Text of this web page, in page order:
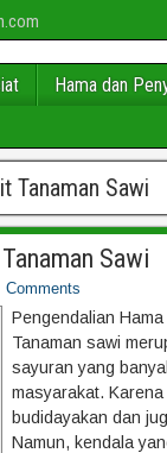
Hama dan
Tanaman Sawi
Sawi
Comments
Pengendalian
Tanaman sawi
sayuran yang
masyarakat.
budidayakan dan
Namun, kendala